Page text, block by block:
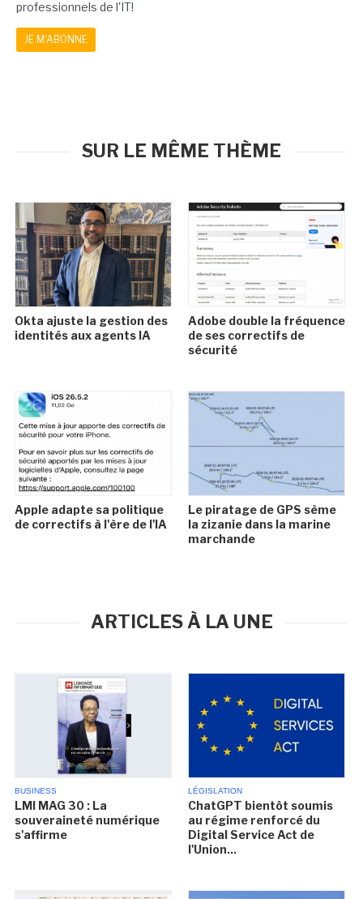
professionnels de l'IT!
JE M'ABONNE
SUR LE MÊME THÈME
Okta ajuste la gestion des
identités aux agents IA
Adobe double la fréquence
de ses correctifs de
sécurité
Apple adapte sa politique
de correctifs à l'ère de l'IA
Le piratage de GPS sème
la zizanie dans la marine
marchande
ARTICLES À LA UNE
BUSINESS
LMI MAG 30 : La
souveraineté numérique
s'affirme
LÉGISLATION
ChatGPT bientôt soumis
au régime renforcé du
Digital Service Act de
l'Union...